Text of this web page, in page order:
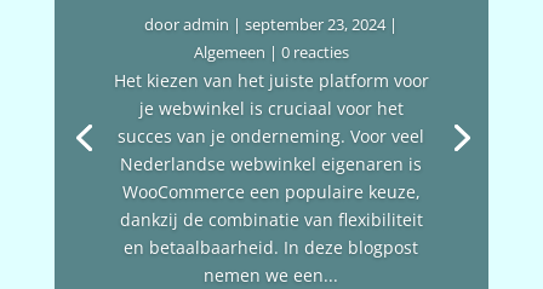
dooradmin |september 23, 2024|
Algemeen | 0 reacties
Het kiezen van het juiste platform voor
je webwinkel is cruciaal voor het
succes van je onderneming. Voor veel
Nederlandse webwinkel eigenaren is
WooCommerce een populaire keuze,
dankzij de combinatie van flexibiliteit
en betaalbaarheid. In deze blogpost
nemen we een...